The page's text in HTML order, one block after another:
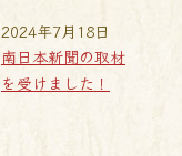
南日本新聞の取材
を受けました！
2024年7月18日